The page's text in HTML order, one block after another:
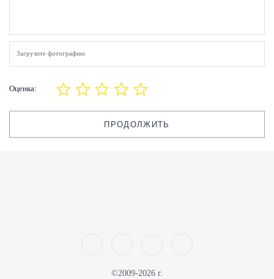
Загрузите фотографию
Оценка:
ПРОДОЛЖИТЬ
©2009-2026 г.